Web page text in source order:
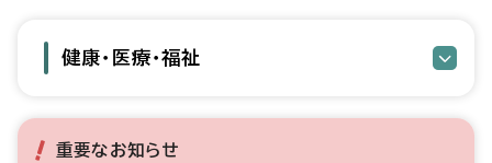
健康・医療・福祉
重要なお知らせ